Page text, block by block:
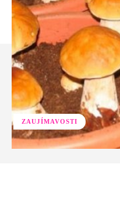
ZAUJÍMAVOSTI